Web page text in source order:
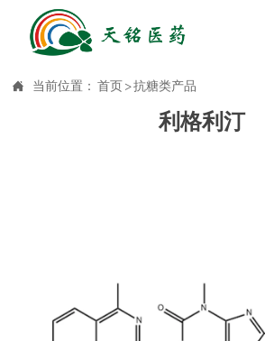
 当前位置： 首页 >抗糖类产品
利格利汀